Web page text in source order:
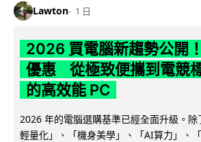
Lawton 1 日
2026 買電腦新趨勢公開
優惠 從極致便攜到電競
的高效能 PC
2026 年的電腦選購基準已經全面升級。
輕量化」、「機身美學」、「AI算力」、